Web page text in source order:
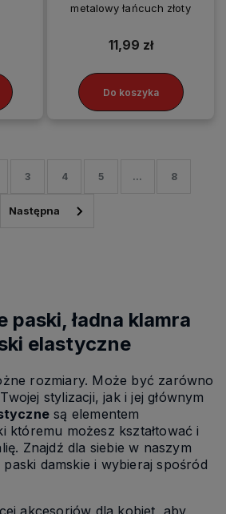
metalowy łańcuch złoty
11,99 zł
Do koszyka
3 4 5 ... 8
paski, ładna klamra
elastyczne
rozmiary. Może być zarówno
stylizacji, jak i jej głównym
są elementem
któremu możesz kształtować i
Znajdź dla siebie w naszym
damskie i wybieraj spośród
akcesoriów dla kobiet, aby